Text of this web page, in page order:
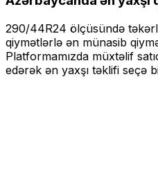
290/44R24 ölçüsündə
qiymətlərlə ən münasib
Platformamızda müxtəlif
edərək ən yaxşı təklifi seçə